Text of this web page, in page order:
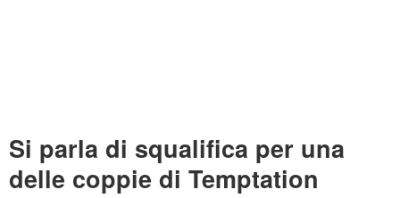
Si parla di squalifica per una
delle coppie di Temptation